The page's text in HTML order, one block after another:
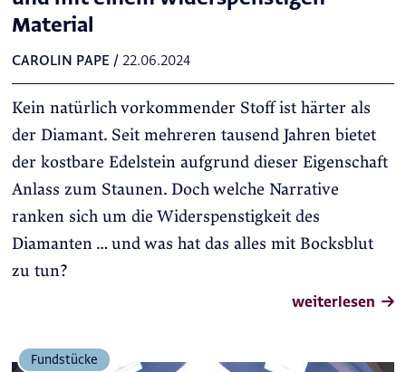
Material
CAROLIN PAPE / 22.06.2024
Kein natürlich vorkommender Stoff ist härter als
der Diamant. Seit mehreren tausend Jahren bietet
der kostbare Edelstein aufgrund dieser Eigenschaft
Anlass zum Staunen. Doch welche Narrative
ranken sich um die Widerspenstigkeit des
Diamanten … und was hat das alles mit Bocksblut
zu tun?
weiterlesen
Fundstücke